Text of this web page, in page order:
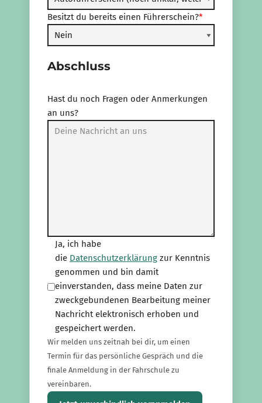
Besitzt du bereits einen Führerschein?*
Abschluss
Hast du noch Fragen oder Anmerkungen
an uns?
Ja, ich habe
die Datenschutzerklärung zur Kenntnis
genommen und bin damit
einverstanden, dass meine Daten zur
zweckgebundenen Bearbeitung meiner
Nachricht elektronisch erhoben und
gespeichert werden.
Wir melden uns zeitnah bei dir, um einen
Termin für das persönliche Gespräch und die
finale Anmeldung in der Fahrschule zu
vereinbaren.